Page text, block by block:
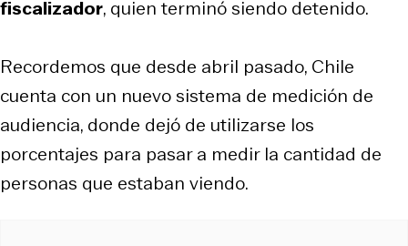
fiscalizador, quien terminó siendo detenido.
Recordemos que desde abril pasado, Chile
cuenta con un nuevo sistema de medición de
audiencia, donde dejó de utilizarse los
porcentajes para pasar a medir la cantidad de
personas que estaban viendo.